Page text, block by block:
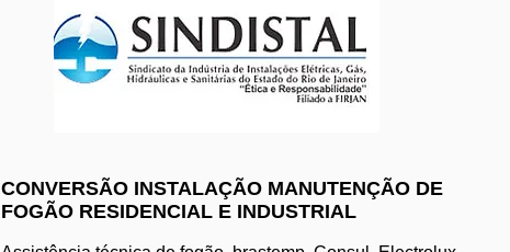
instalação de
CONVERSÃO INSTALAÇÃO MANUTENÇÃO DE
FOGÃO RESIDENCIAL E INDUSTRIAL